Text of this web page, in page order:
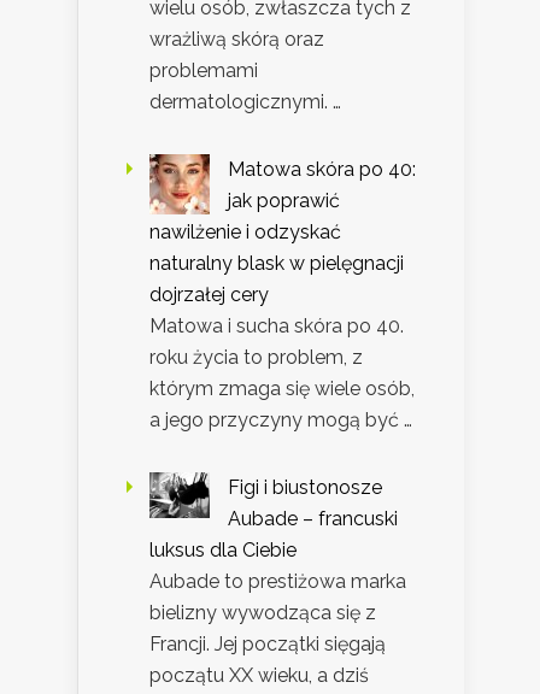
wielu osób, zwłaszcza tych z
wrażliwą skórą oraz
problemami
dermatologicznymi. …
Matowa skóra po 40:
jak poprawić
nawilżenie i odzyskać
naturalny blask w pielęgnacji
dojrzałej cery
Matowa i sucha skóra po 40.
roku życia to problem, z
którym zmaga się wiele osób,
a jego przyczyny mogą być …
Figi i biustonosze
Aubade – francuski
luksus dla Ciebie
Aubade to prestiżowa marka
bielizny wywodząca się z
Francji. Jej początki sięgają
początu XX wieku, a dziś